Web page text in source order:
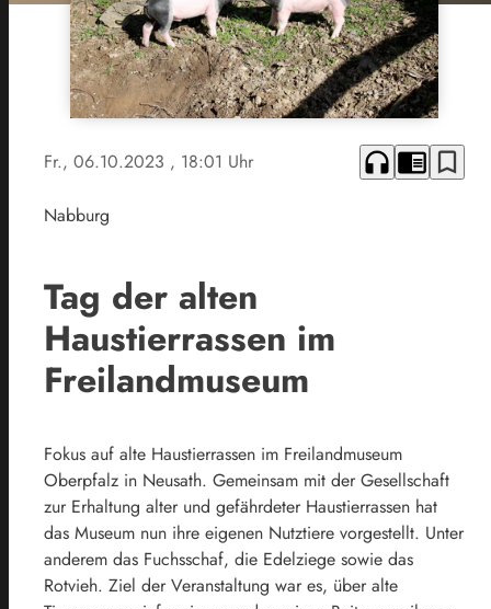
Fr., 06.10.2023 , 18:01 Uhr headphones chrome_reader_mode bookmark_border
Nabburg
Tag der alten
Haustierrassen im
Freilandmuseum
Fokus auf alte Haustierrassen im Freilandmuseum
Oberpfalz in Neusath. Gemeinsam mit der Gesellschaft
zur Erhaltung alter und gefährdeter Haustierrassen hat
das Museum nun ihre eigenen Nutztiere vorgestellt. Unter
anderem das Fuchsschaf, die Edelziege sowie das
Rotvieh. Ziel der Veranstaltung war es, über alte